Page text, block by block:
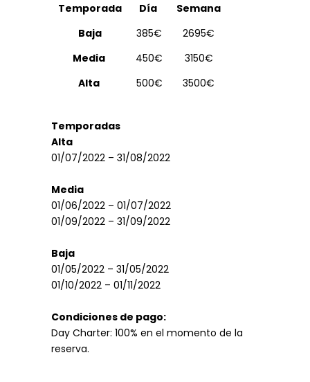
Temporada
Día
Semana
Baja
385€
2695€
Media
450€
3150€
Alta
500€ 3500€
Temporadas
Alta
01/07/2022 – 31/08/2022
Media
01/06/2022 – 01/07/2022
01/09/2022 – 31/09/2022
Baja
01/05/2022 – 31/05/2022
01/10/2022 – 01/11/2022
Condiciones de pago:
Day Charter: 100% en el momento de la
reserva.